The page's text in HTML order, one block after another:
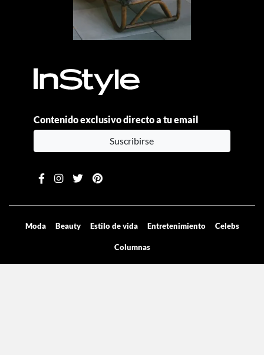
Contenido exclusivo directo a tu email
Suscribirse
Moda Beauty Estilo de vida Entretenimiento Celebs
Columnas